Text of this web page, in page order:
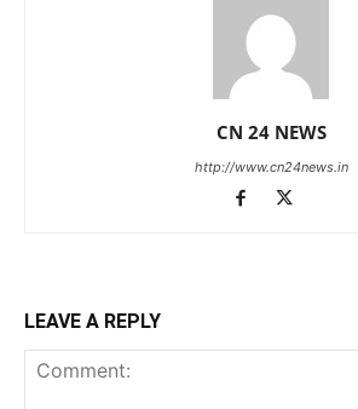
CN 24 NEWS
http://www.cn24news.in
LEAVE A REPLY